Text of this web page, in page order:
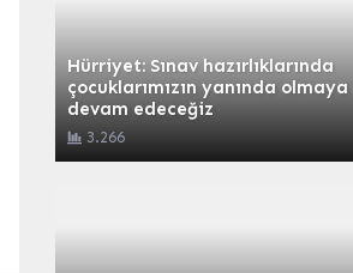
Hürriyet: Sınav hazırlıklarında
çocuklarımızın yanında olmaya
devam edeceğiz
3.266